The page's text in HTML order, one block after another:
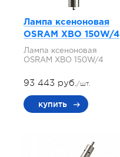
Лампа ксеноновая
OSRAM XBO 150W/4
Лампа ксеноновая
OSRAM XBO 150W/4
93 443 руб./шт.
купить